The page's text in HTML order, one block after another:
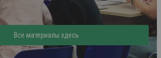
Все материалы здесь